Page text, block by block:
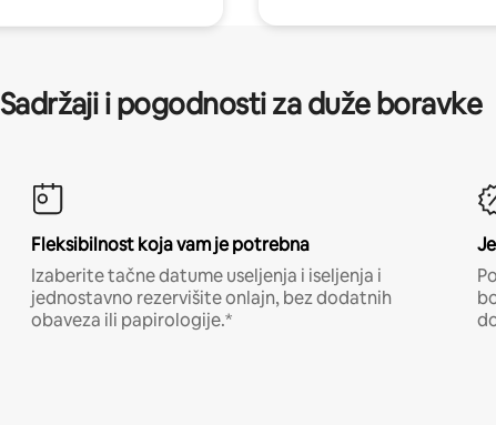
Sadržaji i pogodnosti za duže boravke
Fleksibilnost koja vam je potrebna
Izaberite tačne datume useljenja i iseljenja i
jednostavno rezervišite onlajn, bez dodatnih
obaveza ili papirologije.*